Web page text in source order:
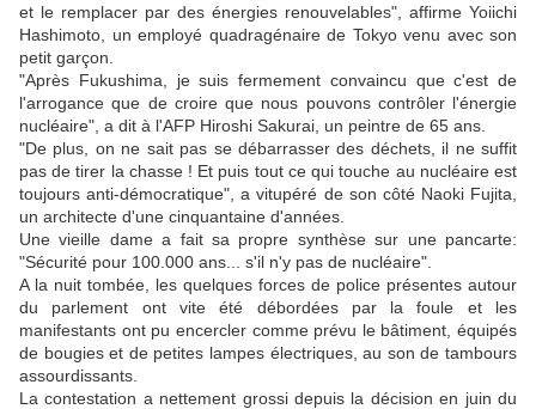
et le remplacer par des énergies renouvelables", affirme Yoiichi
Hashimoto, un employé quadragénaire de Tokyo venu avec son
petit garçon.
"Après Fukushima, je suis fermement convaincu que c'est de
l'arrogance que de croire que nous pouvons contrôler l'énergie
nucléaire", a dit à l'AFP Hiroshi Sakurai, un peintre de 65 ans.
"De plus, on ne sait pas se débarrasser des déchets, il ne suffit
pas de tirer la chasse ! Et puis tout ce qui touche au nucléaire est
toujours anti-démocratique", a vitupéré de son côté Naoki Fujita,
un architecte d'une cinquantaine d'années.
Une vieille dame a fait sa propre synthèse sur une pancarte:
"Sécurité pour 100.000 ans... s'il n'y pas de nucléaire".
A la nuit tombée, les quelques forces de police présentes autour
du parlement ont vite été débordées par la foule et les
manifestants ont pu encercler comme prévu le bâtiment, équipés
de bougies et de petites lampes électriques, au son de tambours
assourdissants.
La contestation a nettement grossi depuis la décision en juin du